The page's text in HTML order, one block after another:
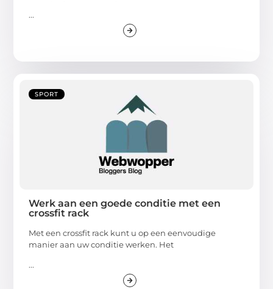
...
SPORT
Werk aan een goede conditie met een
crossfit rack
Met een crossfit rack kunt u op een eenvoudige
manier aan uw conditie werken. Het
...